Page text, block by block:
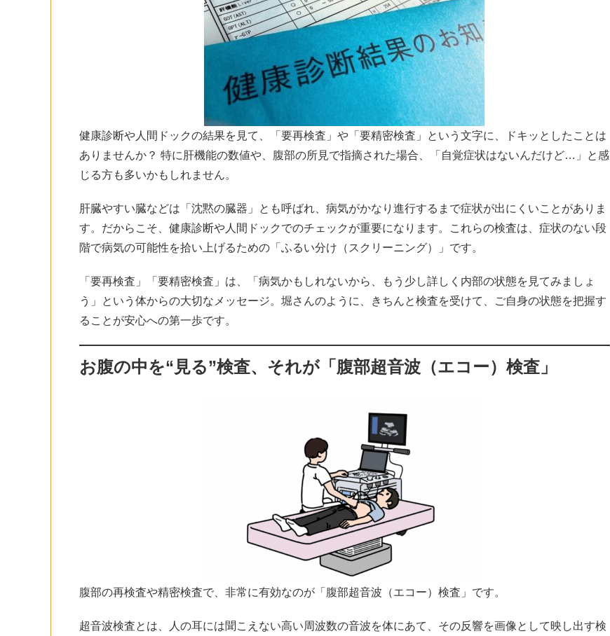
健康診断や人間ドックの結果を見て、「要再検査」や「要精密検査」という文字に、ドキッとしたことは
ありませんか？ 特に肝機能の数値や、腹部の所見で指摘された場合、「自覚症状はないんだけど…」と感
じる方も多いかもしれません。
肝臓やすい臓などは「沈黙の臓器」とも呼ばれ、病気がかなり進行するまで症状が出にくいことがありま
す。だからこそ、健康診断や人間ドックでのチェックが重要になります。これらの検査は、症状のない段
階で病気の可能性を拾い上げるための「ふるい分け（スクリーニング）」です。
「要再検査」「要精密検査」は、「病気かもしれないから、もう少し詳しく内部の状態を見てみましょ
う」という体からの大切なメッセージ。堀さんのように、きちんと検査を受けて、ご自身の状態を把握す
ることが安心への第一歩です。
お腹の中を“見る”検査、それが「腹部超音波（エコー）検査」
腹部の再検査や精密検査で、非常に有効なのが「腹部超音波（エコー）検査」です。
超音波検査とは、人の耳には聞こえない高い周波数の音波を体にあて、その反響を画像として映し出す検